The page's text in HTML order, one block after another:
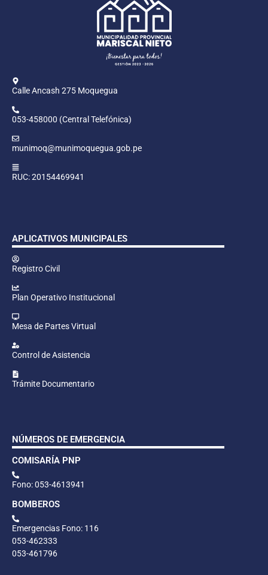
Calle Ancash 275 Moquegua
053-458000 (Central Telefónica)
munimoq@munimoquegua.gob.pe
RUC: 20154469941
APLICATIVOS MUNICIPALES
Registro Civil
Plan Operativo Institucional
Mesa de Partes Virtual
Control de Asistencia
Trámite Documentario
NÚMEROS DE EMERGENCIA
COMISARÍA PNP
Fono: 053-4613941
BOMBEROS
Emergencias Fono: 116
053-462333
053-461796